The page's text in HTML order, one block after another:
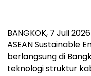
BANGKOK, 7 Juli
ASEAN Sustainable
berlangsung di
teknologi struktur